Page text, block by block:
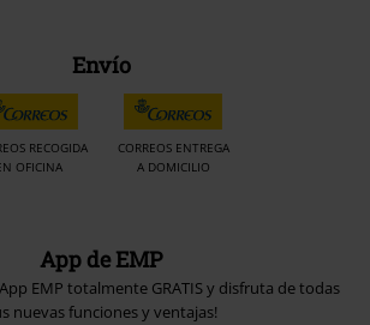
Envío
RECOGIDA
OFICINA
CORREOS ENTREGA
A DOMICILIO
App de EMP
EMP totalmente GRATIS y disfruta de todas
nuevas funciones y ventajas!